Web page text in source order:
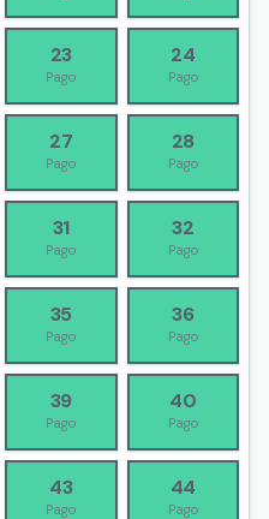
23
Pago
24
Pago
27
Pago
28
Pago
31
Pago
32
Pago
35
Pago
36
Pago
39
Pago
40
Pago
43
Pago
44
Pago